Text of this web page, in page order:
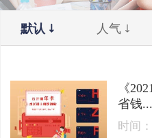
默认 人气
《
省钱...
时间：